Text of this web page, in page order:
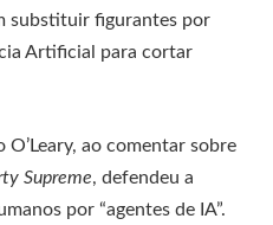
substituir figurantes por
Artificial para cortar
ao comentar sobre
Supreme, defendeu a
por “agentes de IA”.